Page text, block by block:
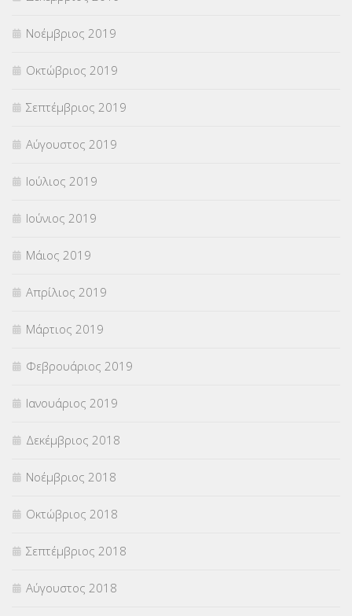
Νοέμβριος 2019
Οκτώβριος 2019
Σεπτέμβριος 2019
Αύγουστος 2019
Ιούλιος 2019
Ιούνιος 2019
Μάιος 2019
Απρίλιος 2019
Μάρτιος 2019
Φεβρουάριος 2019
Ιανουάριος 2019
Δεκέμβριος 2018
Νοέμβριος 2018
Οκτώβριος 2018
Σεπτέμβριος 2018
Αύγουστος 2018